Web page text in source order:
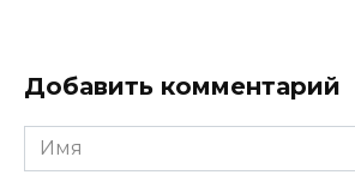
Добавить комментарий
Имя